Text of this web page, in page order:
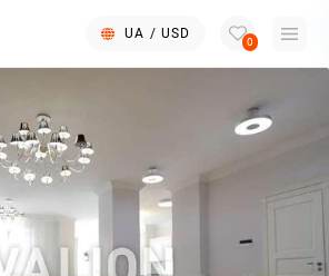
UA / USD
0